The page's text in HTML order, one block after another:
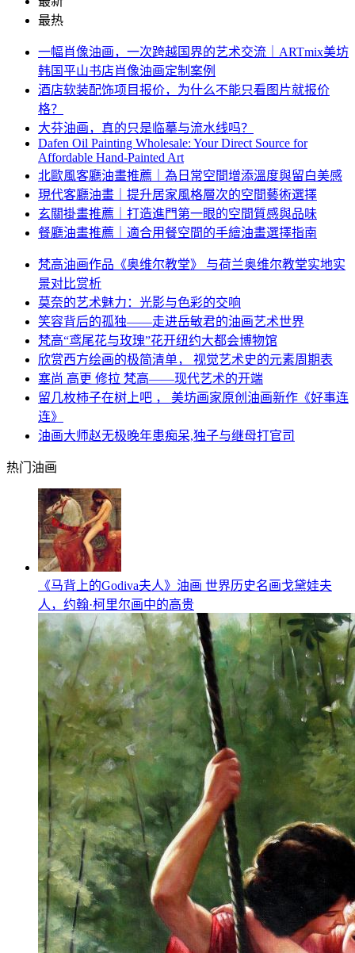
最热
一幅肖像油画，一次跨越国界的艺术交流｜ARTmix美坊
韩国平山书店肖像油画定制案例
酒店软装配饰项目报价，为什么不能只看图片就报价
格？
大芬油画，真的只是临摹与流水线吗？
Dafen Oil Painting Wholesale: Your Direct Source for
Affordable Hand-Painted Art
北歐風客廳油畫推薦｜為日常空間增添溫度與留白美感
現代客廳油畫｜提升居家風格層次的空間藝術選擇
玄關掛畫推薦｜打造進門第一眼的空間質感與品味
餐廳油畫推薦｜適合用餐空間的手繪油畫選擇指南
梵高油画作品《奥维尔教堂》 与荷兰奥维尔教堂实地实
景对比赏析
莫奈的艺术魅力：光影与色彩的交响
笑容背后的孤独——走进岳敏君的油画艺术世界
梵高“鸢尾花与玫瑰”花开纽约大都会博物馆
欣赏西方绘画的极简清单， 视觉艺术史的元素周期表
塞尚 高更 修拉 梵高——现代艺术的开端
留几枚柿子在树上吧 ， 美坊画家原创油画新作《好事连
连》
油画大师赵无极晚年患痴呆,独子与继母打官司
热门油画
《马背上的Godiva夫人》油画 世界历史名画戈黛娃夫
人，约翰·柯里尔画中的高贵